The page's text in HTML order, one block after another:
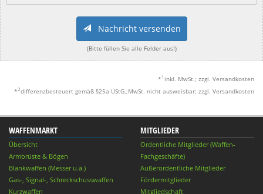
Nachricht versenden
(Bitte füllen Sie alle Felder aus!)
* 1 inkl. MwSt.; zzgl. Versandkosten
*2differenzbesteuert gemäß §25a UStG.;MwSt. nicht ausweisbar; zzgl. Versandkosten
WAFFENMARKT
Übersicht
Armbrüste & Bögen
Blankwaffen (Messer u.ä.)
Gas-, Signal-, Schreckschusswaffen
Kurzwaffen
MITGLIEDER
Ordentliche Mitglieder (Waffen-
Fachgeschäfte)
Außerordentliche Mitglieder
Fördermitglieder
Mitgliedschaft